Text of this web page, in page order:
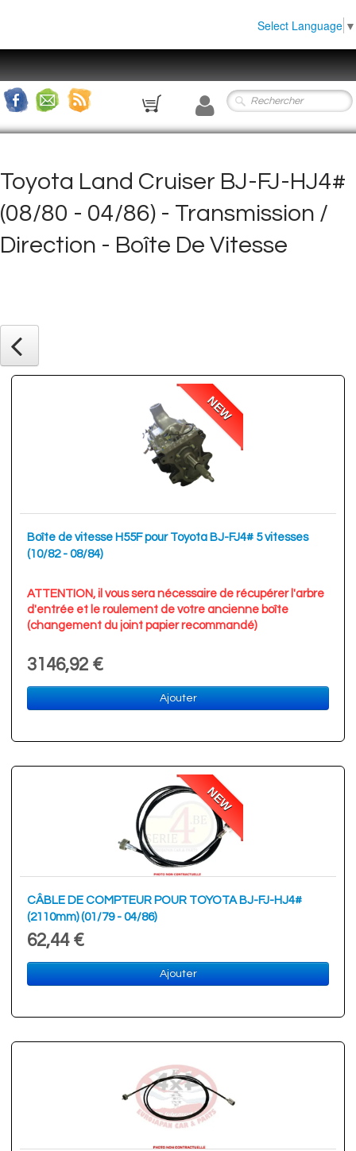
Select Language ▼
Toyota Land Cruiser BJ-FJ-HJ4#
(08/80 - 04/86) - Transmission /
Direction - Boîte De Vitesse
NEW
Boîte de vitesse H55F pour Toyota BJ-FJ4# 5 vitesses
(10/82 - 08/84)
ATTENTION, il vous sera nécessaire de récupérer l'arbre
d'entrée et le roulement de votre ancienne boîte
(changement du joint papier recommandé)
3146,92 €
Ajouter
NEW
CÂBLE DE COMPTEUR POUR TOYOTA BJ-FJ-HJ4#
(2110mm) (01/79 - 04/86)
62,44 €
Ajouter